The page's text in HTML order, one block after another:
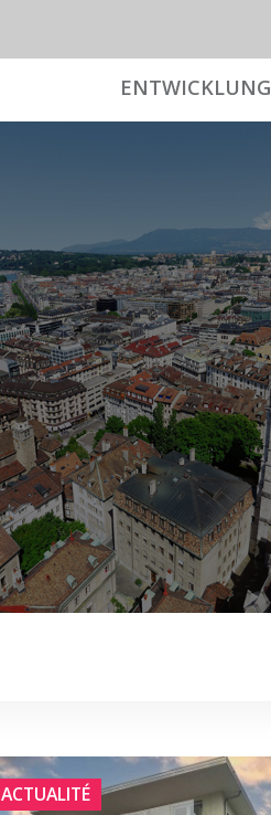
ENTWICKLUNG
ACTUALITÉ